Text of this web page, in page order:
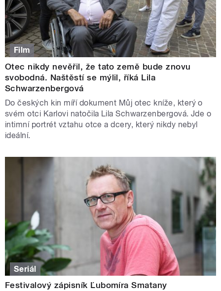
Film
Otec nikdy nevěřil, že tato země bude znovu
svobodná. Naštěstí se mýlil, říká Lila
Schwarzenbergová
Do českých kin míří dokument Můj otec kníže, který o
svém otci Karlovi natočila Lila Schwarzenbergová. Jde o
intimní portrét vztahu otce a dcery, který nikdy nebyl
ideální.
Seriál
Festivalový zápisník Ľubomíra Smatany